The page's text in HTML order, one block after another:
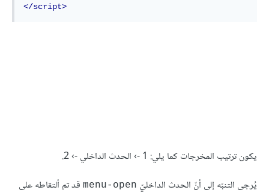
</script>
يكون ترتيب المخرجات كما يلي: 1 -› الحدث الداخلي -› 2.
يُرجى التنبّه إلى أنّ الحدث الداخليّ menu-open قد تم ألتقاطه على